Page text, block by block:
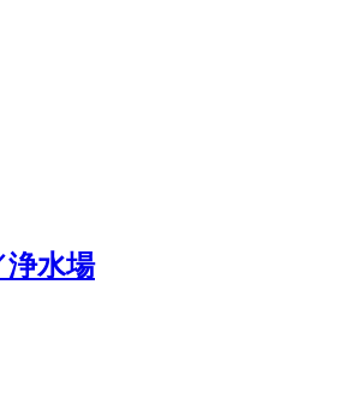
浄水場